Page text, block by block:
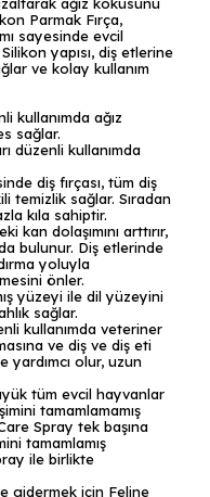
Parmak Fırça,
sayesinde evcil
Silikon yapısı, diş etlerine
ve kolay kullanım
kullanımda ağız
sağlar.
düzenli kullanımda
diş fırçası, tüm diş
temizlik sağlar. Sıradan
kıla sahiptir.
kan dolaşımını arttırır,
bulunur. Diş etlerinde
yoluyla
önler.
yüzeyi ile dil yüzeyini
sağlar.
kullanımda veteriner
ve diş ve diş eti
yardımcı olur, uzun
tüm evcil hayvanlar
tamamlamamış
Spray tek başına
tamamlamış
ile birlikte
gidermek için Feline